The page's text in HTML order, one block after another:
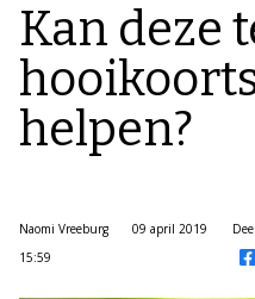
Kan deze
helpen?
Naomi Vreeburg
09 april 2019
15:59